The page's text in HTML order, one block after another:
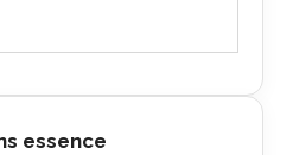
essence